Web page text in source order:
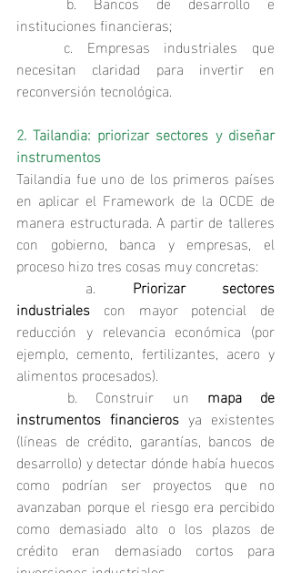
instituciones financieras;
necesitan claridad para invertir en
reconversión tecnológica.
2. Tailandia: priorizar sectores y diseñar
instrumentos
Tailandia fue uno de los primeros países
en aplicar el Framework de la OCDE de
manera estructurada. A partir de talleres
con gobierno, banca y empresas, el
proceso hizo tres cosas muy concretas:
	a.
Priorizar sectores
industriales con mayor potencial de
reducción y relevancia económica (por
ejemplo, cemento, fertilizantes, acero y
alimentos procesados).
	b. Construir un
mapa de
instrumentos financieros ya existentes
(líneas de crédito, garantías, bancos de
desarrollo) y detectar dónde había huecos
como podrían ser proyectos que no
avanzaban porque el riesgo era percibido
como demasiado alto o los plazos de
crédito eran demasiado cortos para